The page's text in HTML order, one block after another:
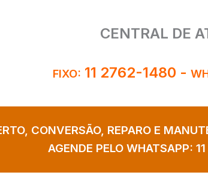
CENTRAL DE
FIXO: 11 2762-1480 -
CONVERSÃO, REPARO E
AGENDE PELO WHATSAPP: